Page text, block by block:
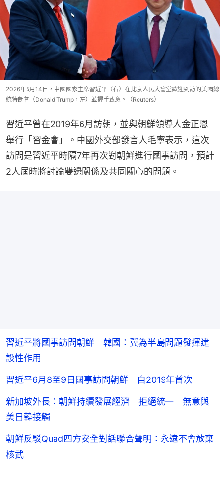
2026年5月14日，中國國家主席習近平（右）在北京人民大會堂歡迎到訪的美國總
統特朗普（Donald Trump，左）並握手致意。（Reuters）
習近平曾在2019年6月訪朝，並與朝鮮領導人金正恩
舉行「習金會」。中國外交部發言人毛寧表示，這次
訪問是習近平時隔7年再次對朝鮮進行國事訪問，預計
2人屆時將討論雙邊關係及共同關心的問題。
習近平將國事訪問朝鮮 韓國：冀為半島問題發揮建
設性作用
習近平6月8至9日國事訪問朝鮮 自2019年首次
新加坡外長：朝鮮持續發展經濟 拒絕統一 無意與
美日韓接觸
朝鮮反駁Quad四方安全對話聯合聲明：永遠不會放棄
核武